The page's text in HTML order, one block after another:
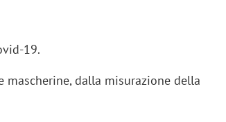
19.
dalla misurazione della